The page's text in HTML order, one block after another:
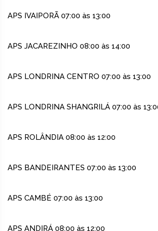
APS IVAIPORÃ 07:00 às 13:00
APS JACAREZINHO 08:00 às 14:00
APS LONDRINA CENTRO 07:00 às 13:00
APS LONDRINA SHANGRILÁ 07:00 às
APS ROLÂNDIA 08:00 às 12:00
APS BANDEIRANTES 07:00 às 13:00
APS CAMBÉ 07:00 às 13:00
APS ANDIRÁ 08:00 às 12:00